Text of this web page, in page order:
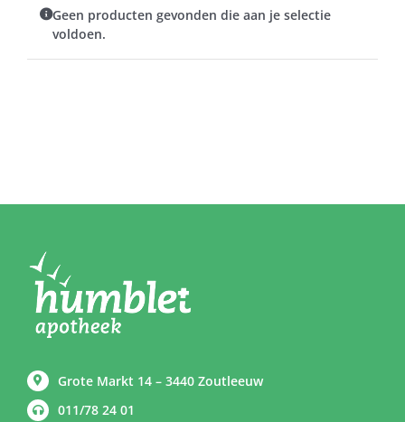
Geen producten gevonden die aan je selectie
voldoen.
Grote Markt 14 – 3440 Zoutleeuw
011/78 24 01